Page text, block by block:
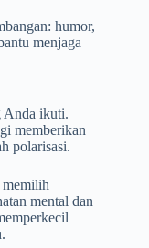
humor,
menjaga
Anda ikuti.
memberikan
polarisasi.
memilih
mental dan